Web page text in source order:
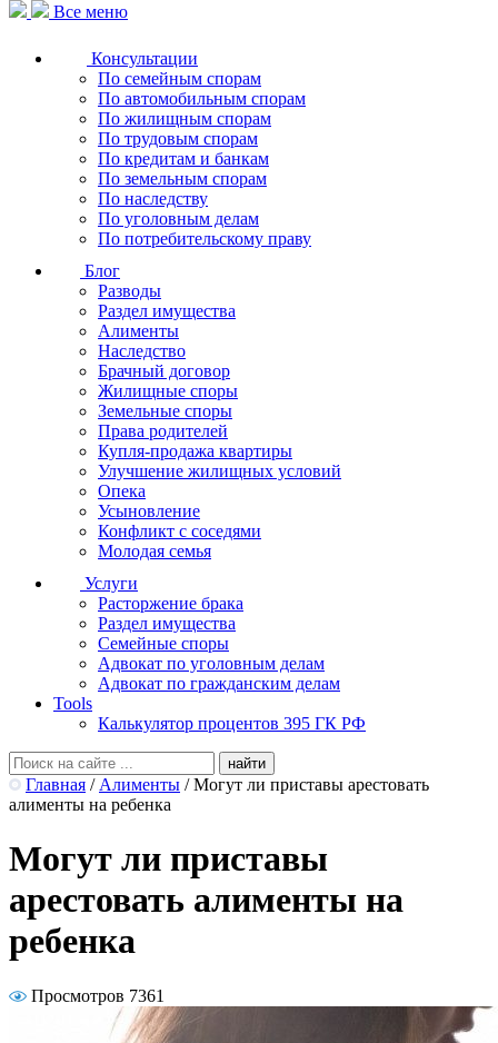
Все меню
Консультации
По семейным спорам
По автомобильным спорам
По жилищным спорам
По трудовым спорам
По кредитам и банкам
По земельным спорам
По наследству
По уголовным делам
По потребительскому праву
Блог
Разводы
Раздел имущества
Алименты
Наследство
Брачный договор
Жилищные споры
Земельные споры
Права родителей
Купля-продажа квартиры
Улучшение жилищных условий
Опека
Усыновление
Конфликт с соседями
Молодая семья
Услуги
Расторжение брака
Раздел имущества
Семейные споры
Адвокат по уголовным делам
Адвокат по гражданским делам
Tools
Калькулятор процентов 395 ГК РФ
Главная / Алименты / Могут ли приставы арестовать
алименты на ребенка
Могут ли приставы
арестовать алименты на
ребенка
Просмотров 7361